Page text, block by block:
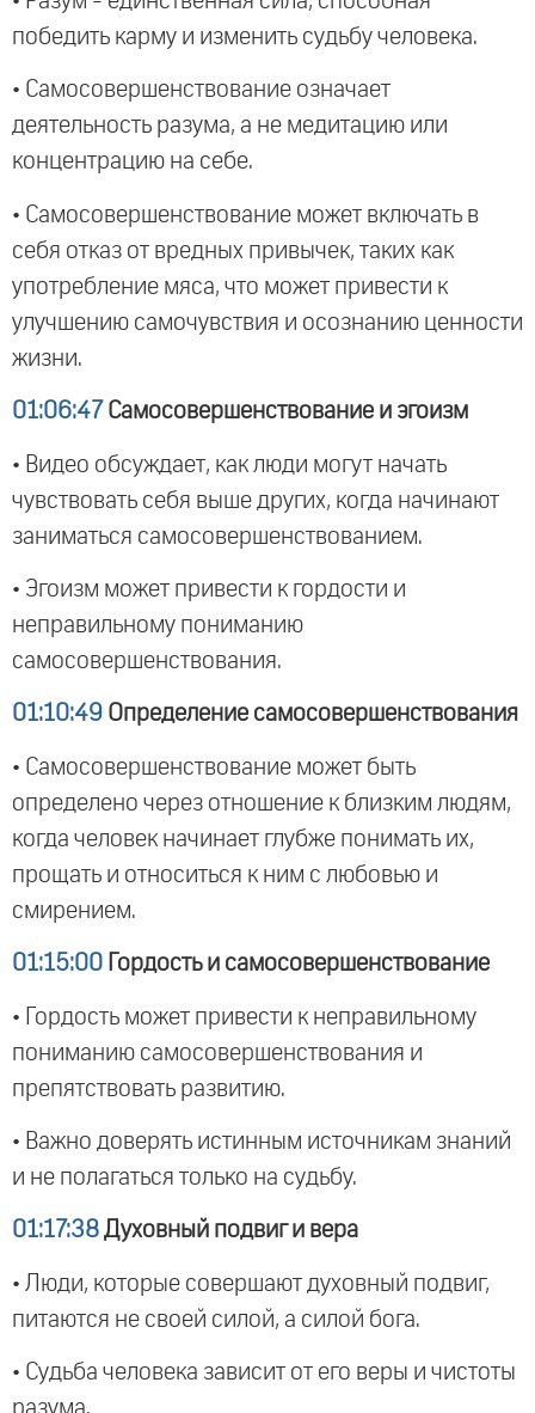
победить карму и изменить судьбу человека.
• Самосовершенствование означает
деятельность разума, а не медитацию или
концентрацию на себе.
• Самосовершенствование может включать в
себя отказ от вредных привычек, таких как
употребление мяса, что может привести к
улучшению самочувствия и осознанию ценности
жизни.
01:06:47 Самосовершенствование и эгоизм
• Видео обсуждает, как люди могут начать
чувствовать себя выше других, когда начинают
заниматься самосовершенствованием.
• Эгоизм может привести к гордости и
неправильному пониманию
самосовершенствования.
01:10:49 Определение самосовершенствования
• Самосовершенствование может быть
определено через отношение к близким людям,
когда человек начинает глубже понимать их,
прощать и относиться к ним с любовью и
смирением.
01:15:00 Гордость и самосовершенствование
• Гордость может привести к неправильному
пониманию самосовершенствования и
препятствовать развитию.
• Важно доверять истинным источникам знаний
и не полагаться только на судьбу.
01:17:38 Духовный подвиг и вера
• Люди, которые совершают духовный подвиг,
питаются не своей силой, а силой бога.
• Судьба человека зависит от его веры и чистоты